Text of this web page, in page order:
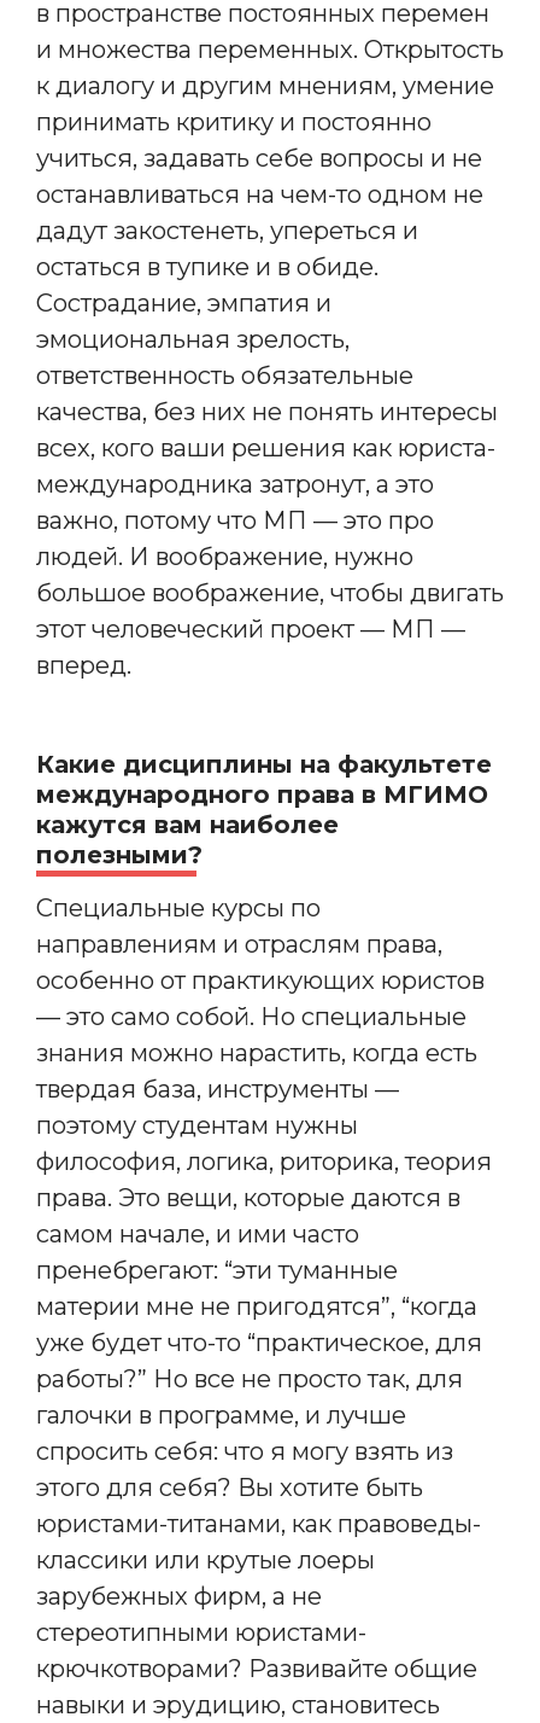
в пространстве постоянных перемен
и множества переменных. Открытость
к диалогу и другим мнениям, умение
принимать критику и постоянно
учиться, задавать себе вопросы и не
останавливаться на чем-то одном не
дадут закостенеть, упереться и
остаться в тупике и в обиде.
Сострадание, эмпатия и
эмоциональная зрелость,
ответственность обязательные
качества, без них не понять интересы
всех, кого ваши решения как юриста-
международника затронут, а это
важно, потому что МП — это про
людей. И воображение, нужно
большое воображение, чтобы двигать
этот человеческий проект — МП —
вперед.
Какие дисциплины на факультете
международного права в МГИМО
кажутся вам наиболее
полезными?
Специальные курсы по
направлениям и отраслям права,
особенно от практикующих юристов
— это само собой. Но специальные
знания можно нарастить, когда есть
твердая база, инструменты —
поэтому студентам нужны
философия, логика, риторика, теория
права. Это вещи, которые даются в
самом начале, и ими часто
пренебрегают: “эти туманные
материи мне не пригодятся”, “когда
уже будет что-то “практическое, для
работы?” Но все не просто так, для
галочки в программе, и лучше
спросить себя: что я могу взять из
этого для себя? Вы хотите быть
юристами-титанами, как правоведы-
классики или крутые лоеры
зарубежных фирм, а не
стереотипными юристами-
крючкотворами? Развивайте общие
навыки и эрудицию, становитесь